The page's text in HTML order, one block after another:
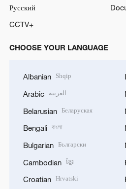
Русский
CCTV+
CHOOSE YOUR LANGUAGE
Albanian Shqip
Arabic العربية
Belarusian Беларуская
Bengali বাংলা
Bulgarian Български
Cambodian ខ្មែរ
Croatian Hrvatski